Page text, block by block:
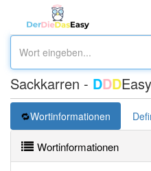
Sackkarren - DDDEasy
Wortinformationen
Wortinformationen